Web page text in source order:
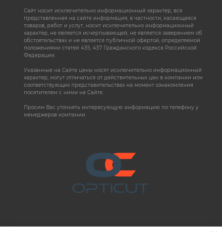
Сайт носит исключительно информационный характер, вся
представленная на сайте информация, в частности, касающаяся
товаров, работ и услуг, носит исключительно информационный
характер, не является исчерпывающей, не является заверением об
обстоятельствах и не является публичной офертой, определяемой
положениями статей 435, 437 Гражданского кодекса Российской
Федерации.
Указанные на Сайте цены носят исключительно информационный
характер, могут отличаться от действительных цен в компании или
соответствующих представительствах на момент ознакомления
посетителем с ними на Сайте.
Просим Вас уточнять интересующую информацию по телефону у
менеджеров компании.